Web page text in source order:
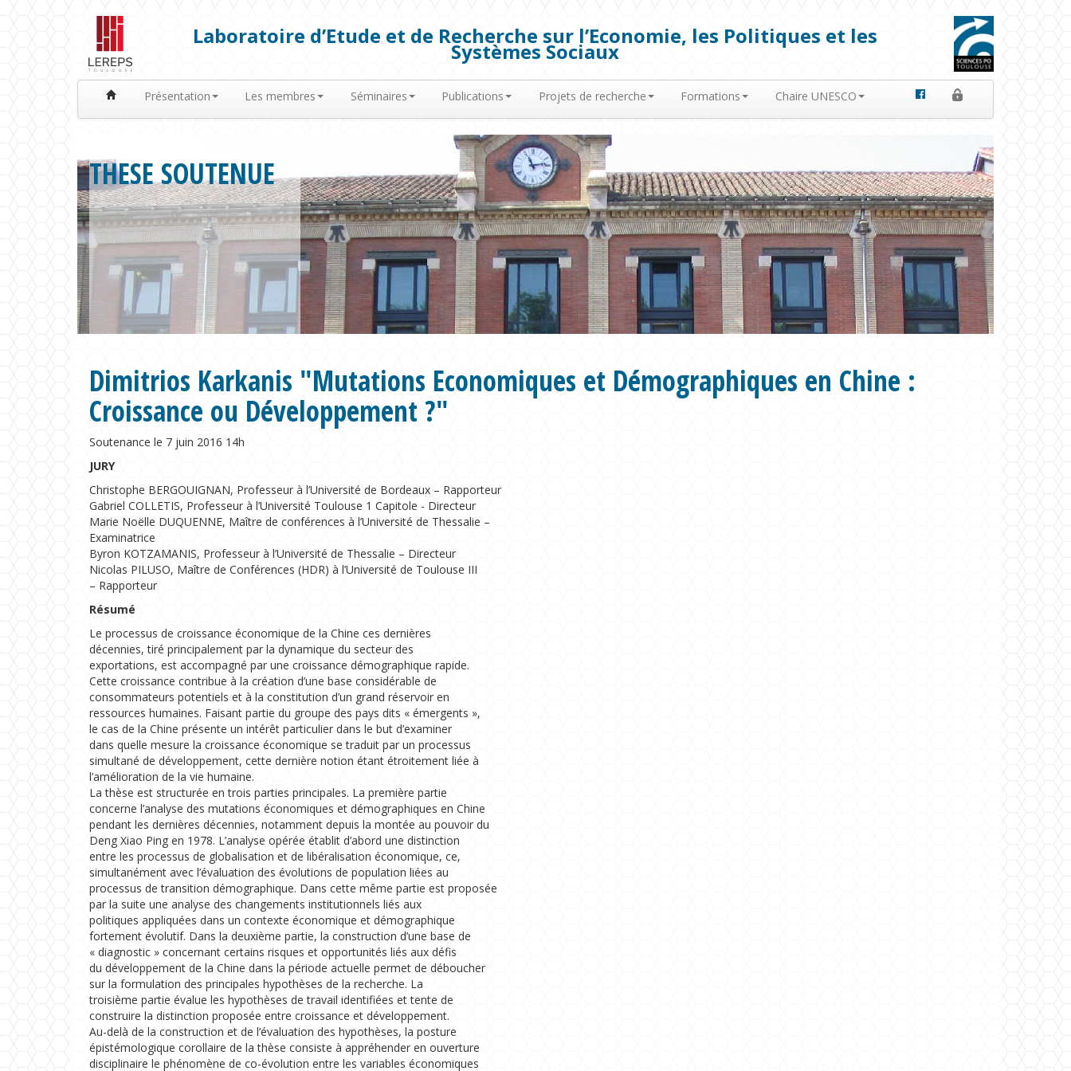
Laboratoire d’Etude et de Recherche sur l’Economie, les Politiques et les
Systèmes Sociaux
Présentation Les membres Séminaires Publications Projets de recherche Formations Chaire UNESCO
THESE SOUTENUE
Dimitrios Karkanis "Mutations Economiques et Démographiques en Chine :
Croissance ou Développement ?"
Soutenance le 7 juin 2016 14h
JURY
Christophe BERGOUIGNAN, Professeur à l’Université de Bordeaux – Rapporteur
Gabriel COLLETIS, Professeur à l’Université Toulouse 1 Capitole - Directeur
Marie Noëlle DUQUENNE, Maître de conférences à l’Université de Thessalie –
Examinatrice
Byron KOTZAMANIS, Professeur à l’Université de Thessalie – Directeur
Nicolas PILUSO, Maître de Conférences (HDR) à l’Université de Toulouse III
– Rapporteur
Résumé
Le processus de croissance économique de la Chine ces dernières
décennies, tiré principalement par la dynamique du secteur des
exportations, est accompagné par une croissance démographique rapide.
Cette croissance contribue à la création d’une base considérable de
consommateurs potentiels et à la constitution d’un grand réservoir en
ressources humaines. Faisant partie du groupe des pays dits « émergents »,
le cas de la Chine présente un intérêt particulier dans le but d’examiner
dans quelle mesure la croissance économique se traduit par un processus
simultané de développement, cette dernière notion étant étroitement liée à
l’amélioration de la vie humaine.
La thèse est structurée en trois parties principales. La première partie
concerne l’analyse des mutations économiques et démographiques en Chine
pendant les dernières décennies, notamment depuis la montée au pouvoir du
Deng Xiao Ping en 1978. L’analyse opérée établit d’abord une distinction
entre les processus de globalisation et de libéralisation économique, ce,
simultanément avec l’évaluation des évolutions de population liées au
processus de transition démographique. Dans cette même partie est proposée
par la suite une analyse des changements institutionnels liés aux
politiques appliquées dans un contexte économique et démographique
fortement évolutif. Dans la deuxième partie, la construction d’une base de
« diagnostic » concernant certains risques et opportunités liés aux défis
du développement de la Chine dans la période actuelle permet de déboucher
sur la formulation des principales hypothèses de la recherche. La
troisième partie évalue les hypothèses de travail identifiées et tente de
construire la distinction proposée entre croissance et développement.
Au-delà de la construction et de l’évaluation des hypothèses, la posture
épistémologique corollaire de la thèse consiste à appréhender en ouverture
disciplinaire le phénomène de co-évolution entre les variables économiques